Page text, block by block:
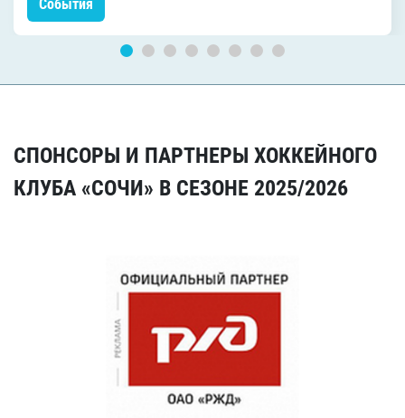
События
СПОНСОРЫ И ПАРТНЕРЫ ХОККЕЙНОГО
КЛУБА «СОЧИ» В СЕЗОНЕ 2025/2026